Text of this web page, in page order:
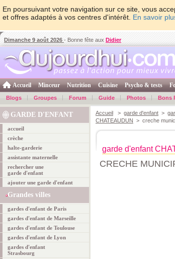
En poursuivant votre navigation sur ce site, vous
et offres adaptés à vos centres d'intérêt. En savoir
Dimanche 9 août 2026 - Bonne fête aux Didier
Accueil Minceur Nutrition Cuisine Psycho & tests
Blogs Groupes Forum Guide Photos Bons
GARDE D'ENFANT
accueil
crèche
halte-garderie
assistante maternelle
rechercher une
garde d'enfant
ajouter une garde d'enfant
Grandes villes
gardes d'enfant de Paris
gardes d'enfant de Marseille
gardes d'enfant de Toulouse
gardes d'enfant de Lyon
gardes d'enfant
Strasbourg
Accueil > garde d'enfant >
CHATEAUDUN > creche
garde d'enfant
CRECHE